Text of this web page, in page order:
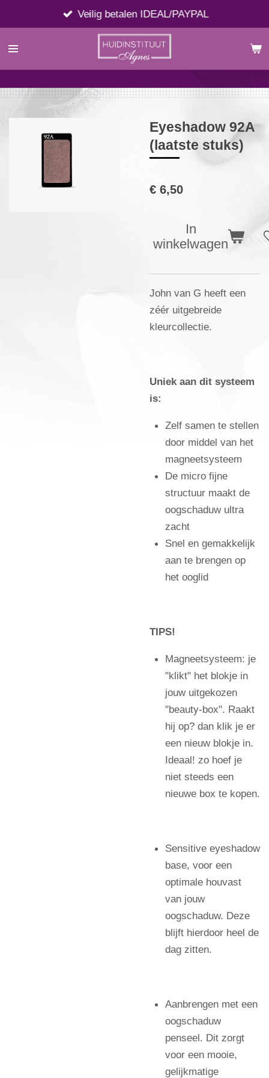
direct
naar
Veilig betalen IDEAL/PAYPAL
Eyeshadow 92A
(laatste stuks)
€ 6,50
In
winkelwagen
John van G heeft een
zéér uitgebreide
kleurcollectie.
Uniek aan dit systeem
is:
Zelf samen te stellen
door middel van het
magneetsysteem
De micro fijne
structuur maakt de
oogschaduw ultra
zacht
Snel en gemakkelijk
aan te brengen op
het ooglid
TIPS!
Magneetsysteem: je
"klikt" het blokje in
jouw uitgekozen
"beauty-box". Raakt
hij op? dan klik je er
een nieuw blokje in.
Ideaal! zo hoef je
niet steeds een
nieuwe box te kopen.
Sensitive eyeshadow
base, voor een
optimale houvast
van jouw
oogschaduw. Deze
blijft hierdoor heel de
dag zitten.
Aanbrengen met een
oogschaduw
penseel. Dit zorgt
voor een mooie,
gelijkmatige